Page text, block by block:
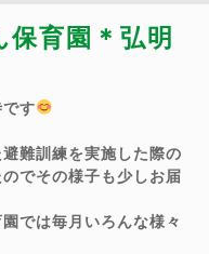
育園＊弘明
す
難訓練を実施した際の
でその様子も少しお届
では毎月いろんな様々